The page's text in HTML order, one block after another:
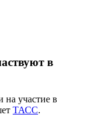
в
на участие в
ТАСС.